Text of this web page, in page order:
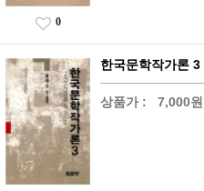
0
한국문학작가론
상품가 : 7,000원